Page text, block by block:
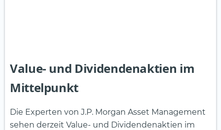
Value- und Dividendenaktien im
Mittelpunkt
Die Experten von J.P. Morgan Asset Management
sehen derzeit Value- und Dividendenaktien im